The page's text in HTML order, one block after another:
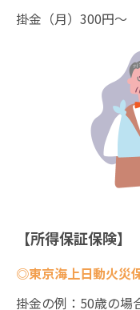
掛金（月）300円～
【所得保証保険】
◎東京海上日動火災
掛金の例：50歳の場